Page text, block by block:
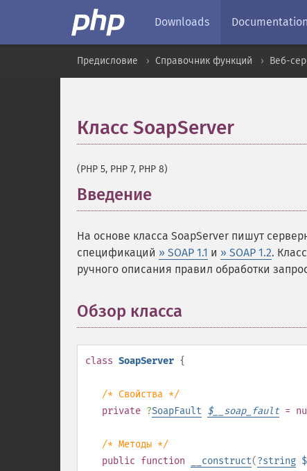
Downloads Documentation
Предисловие Справочник функций Веб-
Класс SoapServer
(PHP 5, PHP 7, PHP 8)
Введение
На основе класса SoapServer пишут
спецификаций » SOAP 1.1 и » SOAP 1.2.
ручного описания правил обработки
Обзор класса
class SoapServer {
/* Свойства */
private ?SoapFault $__soap_fault =
/* Методы */
public function __construct(?string